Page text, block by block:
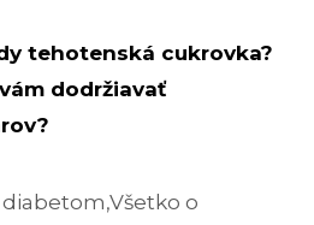
tehotenská cukrovka?
dodržiavať
diabetom,Všetko o